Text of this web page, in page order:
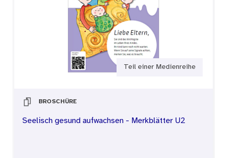
Teil einer Medienreihe
BROSCHÜRE
Seelisch gesund aufwachsen - Merkblätter U2